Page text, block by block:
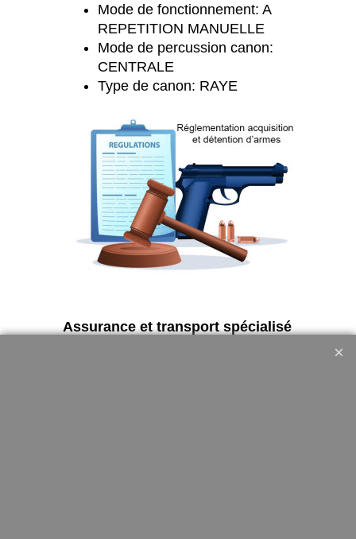
Mode de fonctionnement: A
REPETITION MANUELLE
Mode de percussion canon:
CENTRALE
Type de canon: RAYE
Assurance et transport spécialisé